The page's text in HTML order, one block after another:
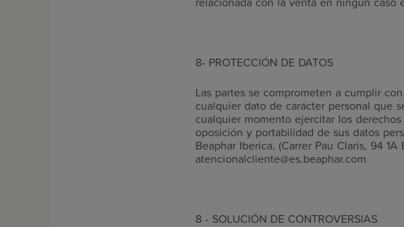
8- PROTECCIÓN DE DATOS
Las partes se comprometen a cumplir
cualquier dato de carácter personal que
cualquier momento ejercitar los
oposición y portabilidad de sus datos
Beaphar Iberica, (Carrer Pau Claris, 94
atencionalcliente@es.beaphar.com
8 - SOLUCIÓN DE CONTROVERSIAS